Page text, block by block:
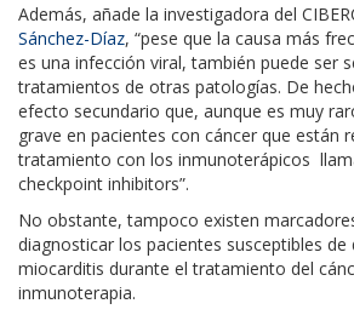
Además, añade la investigadora del
Sánchez-Díaz, “pese que la causa más
es una infección viral, también puede ser
tratamientos de otras patologías. De
efecto secundario que, aunque es muy
grave en pacientes con cáncer que están
tratamiento con los inmunoterápicos
checkpoint inhibitors”.
No obstante, tampoco existen
diagnosticar los pacientes susceptibles de
miocarditis durante el tratamiento del
inmunoterapia.